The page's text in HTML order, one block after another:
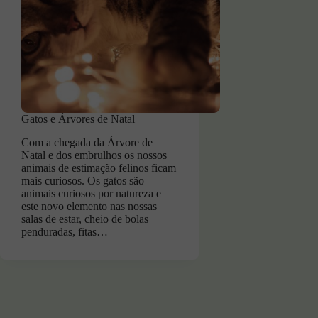
Gatos e Árvores de Natal
Com a chegada da Árvore de
Natal e dos embrulhos os nossos
animais de estimação felinos ficam
mais curiosos. Os gatos são
animais curiosos por natureza e
este novo elemento nas nossas
salas de estar, cheio de bolas
penduradas, fitas…